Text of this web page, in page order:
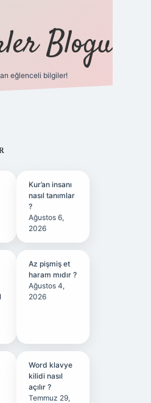
Blogu
eğlenceli bilgiler!
Kur’an insanı
nasıl tanımlar
?
Ağustos 6,
2026
Az pişmiş et
haram mıdır ?
Ağustos 4,
2026
Word klavye
kilidi nasıl
açılır ?
Temmuz 29,